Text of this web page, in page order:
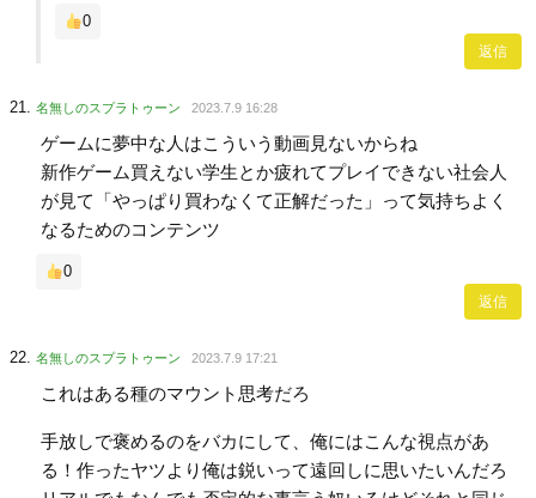
0
返信
名無しのスプラトゥーン 2023.7.9 16:28
ゲームに夢中な人はこういう動画見ないからね
新作ゲーム買えない学生とか疲れてプレイできない社会人
が見て「やっぱり買わなくて正解だった」って気持ちよく
なるためのコンテンツ
0
返信
名無しのスプラトゥーン 2023.7.9 17:21
これはある種のマウント思考だろ
手放しで褒めるのをバカにして、俺にはこんな視点があ
る！作ったヤツより俺は鋭いって遠回しに思いたいんだろ